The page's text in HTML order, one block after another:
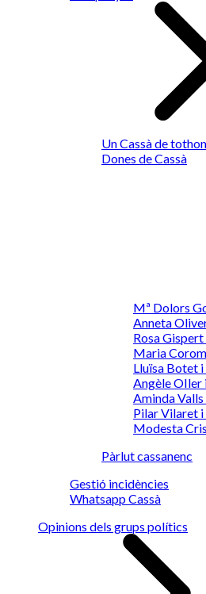
Un Cassà de
Dones de Cassà
Mª Dolors
Anneta
Rosa
Maria
Lluïsa Botet
Angèle OIler
Aminda Valls
Pilar Vilaret i
Modesta
Pàrlut cassanenc
Gestió incidències
Whatsapp Cassà
Opinions dels grups polítics